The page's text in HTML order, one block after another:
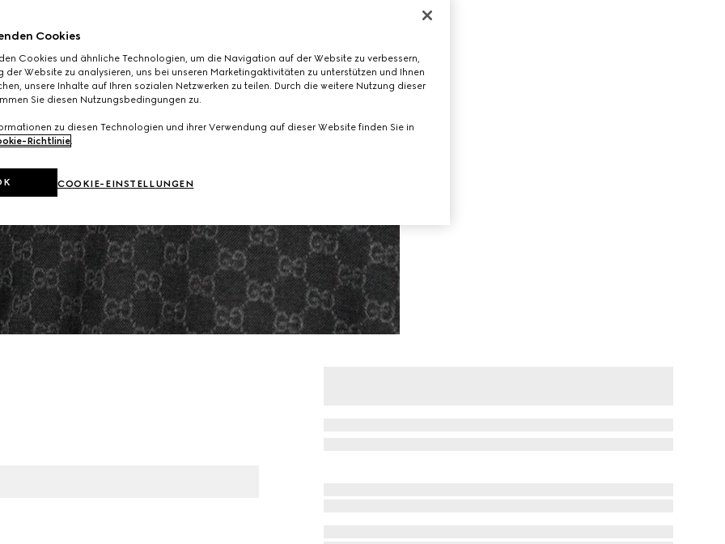
Cookies
Cookies und ähnliche Technologien, um die Navigation auf der Website zu verbessern,
der Website zu analysieren, uns bei unseren Marketingaktivitäten zu unterstützen und Ihnen
unsere Inhalte auf Ihren sozialen Netzwerken zu teilen. Durch die weitere Nutzung dieser
Sie diesen Nutzungsbedingungen zu.
zu diesen Technologien und ihrer Verwendung auf dieser Website finden Sie in
Richtlinie.
COOKIE-EINSTELLUNGEN